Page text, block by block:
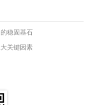
稳固基石
关键因素